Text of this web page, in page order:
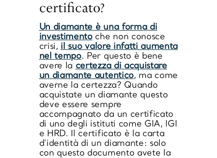
certificato?
Un diamante è una forma di
investimentoche non conosce
crisi, il suo valore infatti aumenta
nel tempo. Per questo è bene
avere la certezza di acquistare
un diamante autentico, ma come
averne la certezza? Quando
acquistate un diamante questo
deve essere sempre
accompagnato da un certificato
di uno degli istituti come GIA, IGI
e HRD. Il certificato è la carta
d’identità di un diamante: solo
con questo documento avete la